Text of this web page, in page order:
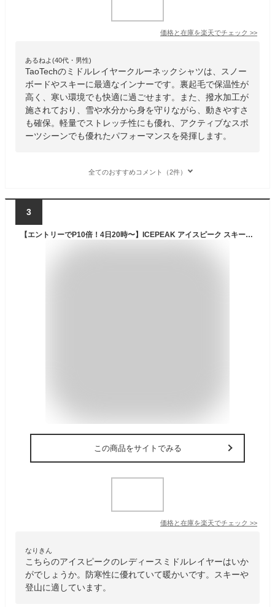
価格と在庫を楽天でチェック >>
あるねよ(40代・男性)
TaoTechのミドルレイヤークルーネックシャツは、スノー
ボードやスキーに最適なインナーです。裏起毛で保温性が
高く、寒い環境でも快適に過ごせます。また、撥水加工が
施されており、雪や水分から身を守りながら、動きやすさ
も確保。軽量でストレッチ性にも優れ、アクティブなスポ
ーツシーンでも優れたパフォーマンスを発揮します。
全てのおすすめコメント（2件）
3
【エントリーでP10倍！4日20時〜】ICEPEAK アイスピーク スキーウェア ミドルレイヤー レディース ＜2025＞ ICEPEAK COLONY / WM MIDLAYER JACKE 654954638
この商品をサイトでみる
価格と在庫を楽天でチェック >>
なりきん
こちらのアイスピークのレディースミドルレイヤーはいか
がでしょうか。防寒性に優れていて暖かいです。スキーや
登山に適しています。